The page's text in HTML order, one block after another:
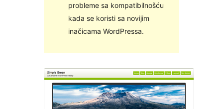
probleme sa kompatibilnošću
kada se koristi sa novijim
inačicama WordPressa.